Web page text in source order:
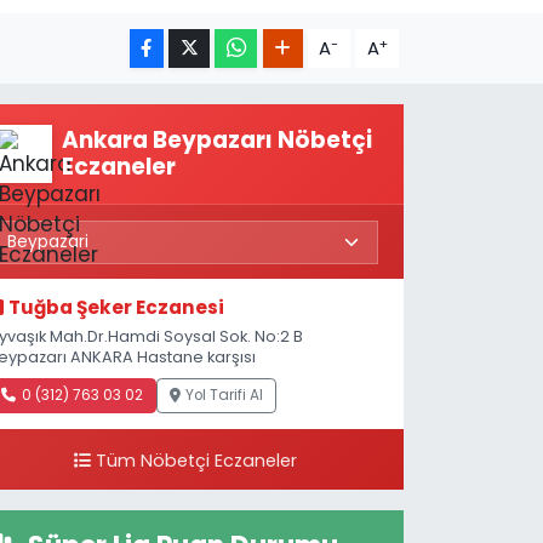
A- A+
Ankara Beypazarı Nöbetçi
Eczaneler
Tuğba Şeker Eczanesi
Mah.Dr.Hamdi Soysal Sok. No:2 B
ANKARA Hastane karşısı
0 (312) 763 03 02 Yol Tarifi Al
Tüm Nöbetçi Eczaneler